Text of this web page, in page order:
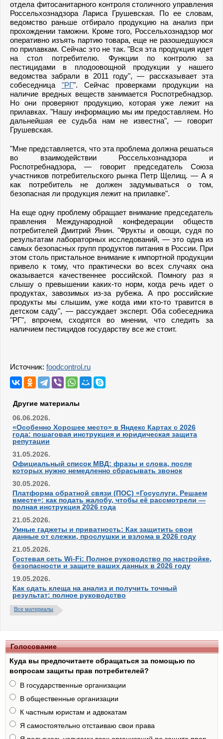
отдела фитосанитарного контроля столичного управления
Россельхознадзора Лариса Грушевская. По ее словам,
ведомство раньше отбирало продукцию на анализ при
прохождении таможни. Кроме того, Россельхознадзор мог
оперативно изъять партию товара, еще не разошедшуюся
по прилавкам. Сейчас это не так. "Вся эта продукция идет
на стол потребителю. Функции по контролю за
пестицидами в плодоовощной продукции у нашего
ведомства забрали в 2011 году", — рассказывает эта
собеседница "РГ". Сейчас проверками продукции на
наличие вредных веществ занимается Роспотребнадзор.
Но они проверяют продукцию, которая уже лежит на
прилавках. "Нашу информацию мы им предоставляем. Но
дальнейшая ее судьба нам не известна", — говорит
Грушевская.
"Мне представляется, что эта проблема должна решаться
во взаимодействии Россельхознадзора и
Роспотребнадзора, — говорит председатель Союза
участников потребительского рынка Петр Щелищ. — А я
как потребитель не должен задумываться о том,
безопасная ли продукция лежит на прилавке".
На еще одну проблему обращает внимание председатель
правления Международной конфедерации обществ
потребителей Дмитрий Янин. "Фрукты и овощи, судя по
результатам лабораторных исследований, — это одна из
самых безопасных групп продуктов питания в России. При
этом столь пристальное внимание к импортной продукции
привело к тому, что практически во всех случаях она
оказывается качественнее российской. Помногу раз я
слышу о превышении каких-то норм, когда речь идет о
продуктах, завозимых из-за рубежа. А про российские
продукты мы слышим, уже когда ими кто-то травится в
детском саду", — рассуждает эксперт. Оба собеседника
"РГ", впрочем, сходятся во мнении, что следить за
наличием пестицидов государству все же стоит.
Источник: foodcontrol.ru
Другие материалы
06.06.2026.
«Особенно Хорошее место» в Яндекс Картах с 2026
года: пошаговая инструкция и юридическая защита
репутации
31.05.2026.
Официальный список МВД: фразы и слова, после
которых нужно немедленно сбрасывать звонок
30.05.2026.
Платформа обратной связи (ПОС) «Госуслуги. Решаем
вместе»: как подать жалобу, чтобы её рассмотрели —
полная инструкция 2026 года
21.05.2026.
Умные гаджеты и приватность: Как защитить свои
данные от слежки, прослушки и взлома в 2026 году
21.05.2026.
Гостевая сеть Wi-Fi: Полное руководство по настройке,
безопасности и защите ваших данных в 2026 году
19.05.2026.
Как сдать клеща на анализ и получить точный
результат: полное руководство
Все материалы
Голосование
Куда вы предпочитаете обращаться за помощью по
вопросам защиты прав потребителей?
В государственные организации
В общественные организации
К частным юристам и адвокатам
Я самостоятельно отстаиваю свои права